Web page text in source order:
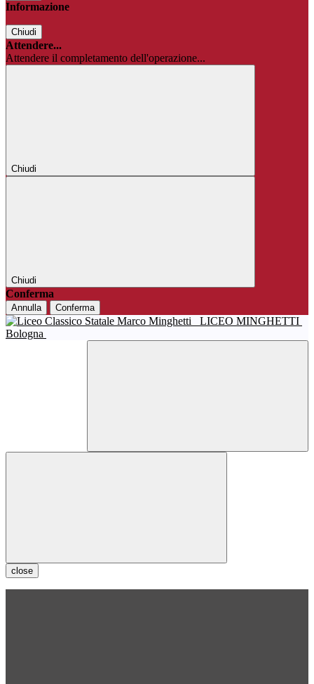
Informazione
Chiudi
Attendere...
Attendere il completamento dell'operazione...
Chiudi
Chiudi
Conferma
Annulla Conferma
LICEO MINGHETTI
Bologna
close